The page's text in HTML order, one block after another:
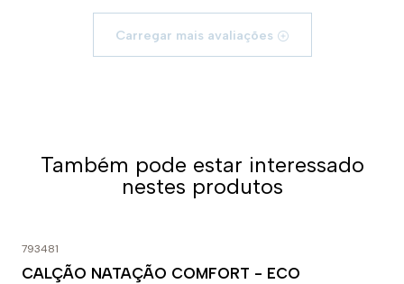
marcas e recomendamos escolher o mesmo tamanho
que é normalmente usado.
Carregar mais avaliações
Também pode estar interessado
nestes produtos
793481
CALÇÃO NATAÇÃO COMFORT - ECO